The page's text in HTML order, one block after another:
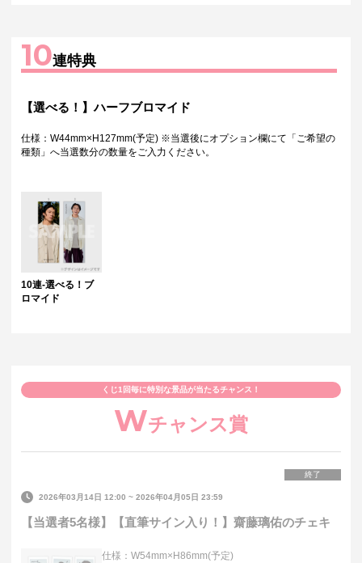
10連特典
【選べる！】ハーフブロマイド
仕様：W44mm×H127mm(予定) ※当選後にオプション欄にて「ご希望の
種類」へ当選数分の数量をご入力ください。
10連-選べる！ブ
ロマイド
くじ1回毎に特別な景品が当たるチャンス！
Wチャンス賞
終了
2026年03月14日 12:00 ~2026年04月05日 23:59
【当選者5名様】【直筆サイン入り！】齋藤璃佑のチェキ
仕様：W54mm×H86mm(予定)